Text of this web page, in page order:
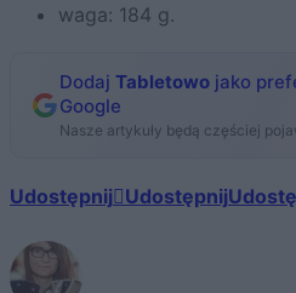
waga: 184 g.
Dodaj Tabletowo jako
Google
Nasze artykuły będą częściej
Udostępnij Udostępnij